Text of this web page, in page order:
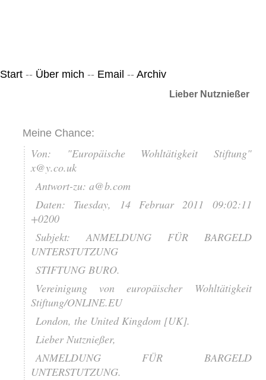
Start -- Über mich -- Email -- Archiv
Lieber Nutznießer
Meine Chance:
Von: "Europäische Wohltätigkeit Stiftung"
x@y.co.uk
Antwort-zu: a@b.com
Daten: Tuesday, 14 Februar 2011 09:02:11
+0200
Subjekt: ANMELDUNG FÜR BARGELD
UNTERSTUTZUNG
STIFTUNG BURO.
Vereinigung von europäischer Wohltätigkeit
Stiftung/ONLINE.EU
London, the United Kingdom [UK].
Lieber Nutznießer,
ANMELDUNG FÜR BARGELD
UNTERSTUTZUNG.